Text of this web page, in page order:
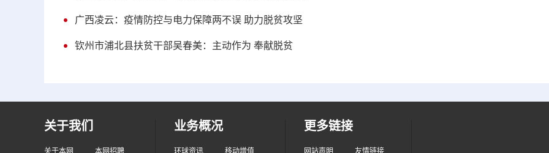
广西凌云：疫情防控与电力保障两不误 助力脱贫攻坚
钦州市浦北县扶贫干部吴春美：主动作为 奉献脱贫
关于我们
关于本网 本网招聘
业务概况
环球资讯 移动增值
更多链接
网站声明 友情链接